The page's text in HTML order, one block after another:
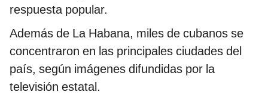
respuesta popular.
Además de La Habana, miles de cubanos se
concentraron en las principales ciudades del
país, según imágenes difundidas por la
televisión estatal.